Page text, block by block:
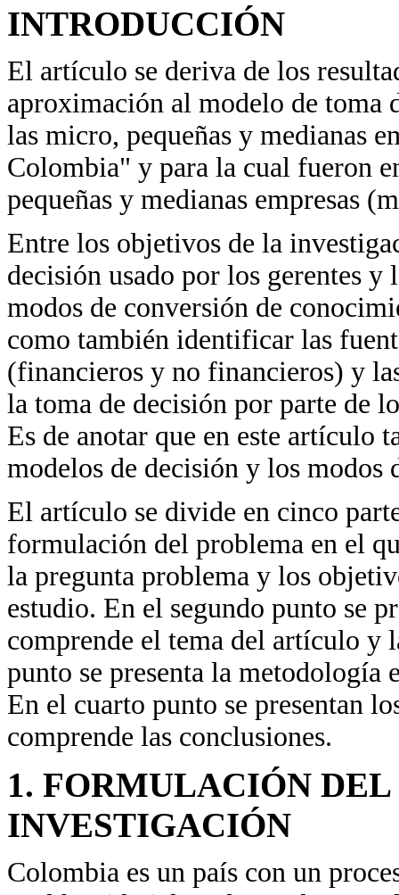
INTRODUCCIÓN
El artículo se deriva de los
aproximación al modelo de toma
las micro, pequeñas y medianas
Colombia" y para la cual fueron
pequeñas y medianas empresas
Entre los objetivos de la
decisión usado por los gerentes y
modos de conversión de
como también identificar las
(financieros y no financieros) y
la toma de decisión por parte de
Es de anotar que en este artículo
modelos de decisión y los modos
El artículo se divide en cinco
formulación del problema en el
la pregunta problema y los
estudio. En el segundo punto se
comprende el tema del artículo y
punto se presenta la metodología
En el cuarto punto se presentan
comprende las conclusiones.
1. FORMULACIÓN
INVESTIGACIÓN
Colombia es un país con un